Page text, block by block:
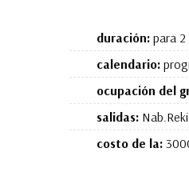
duración:para 2
calendario:
ocupación del
salidas:
costo de la: